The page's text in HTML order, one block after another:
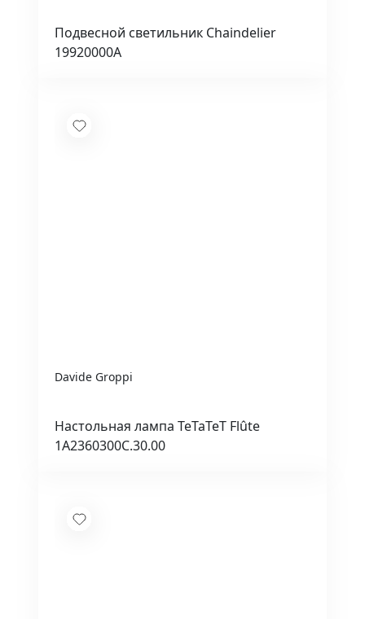
Подвесной светильник Chaindelier
19920000A
Davide Groppi
Настольная лампа TeTaTeT Flûte
1A2360300C.30.00